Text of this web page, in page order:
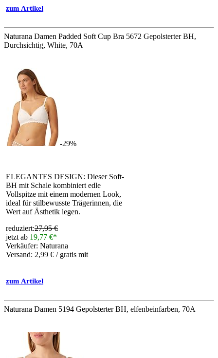
zum Artikel
Naturana Damen Padded Soft Cup Bra 5672 Gepolsterter BH,
Durchsichtig, White, 70A
-29%
ELEGANTES DESIGN: Dieser Soft-
BH mit Schale kombiniert edle
Vollspitze mit einem modernen Look,
ideal für stilbewusste Trägerinnen, die
Wert auf Ästhetik legen.
reduziert:27,95 €
jetzt ab 19,77 €*
Verkäufer: Naturana
Versand: 2,99 € / gratis mit
zum Artikel
Naturana Damen 5194 Gepolsterter BH, elfenbeinfarben, 70A